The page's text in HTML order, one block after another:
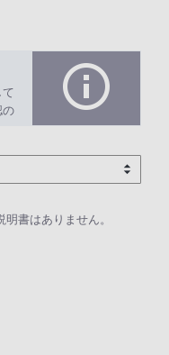
の
書はありません。